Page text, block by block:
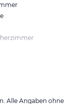
Alle Angaben ohne